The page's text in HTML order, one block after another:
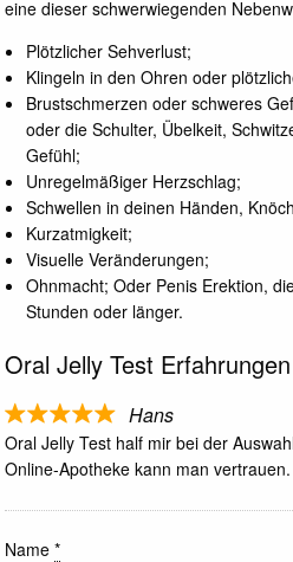
eine dieser schwerwiegenden
Plötzlicher Sehverlust;
Klingeln in den Ohren oder
Brustschmerzen oder schweres
oder die Schulter, Übelkeit,
Gefühl;
Unregelmäßiger Herzschlag;
Schwellen in deinen Händen,
Kurzatmigkeit;
Visuelle Veränderungen;
Ohnmacht; Oder Penis Erektion,
Stunden oder länger.
Oral Jelly Test Erfahrungen
Hans
Oral Jelly Test half mir bei der
Online-Apotheke kann man
Name *